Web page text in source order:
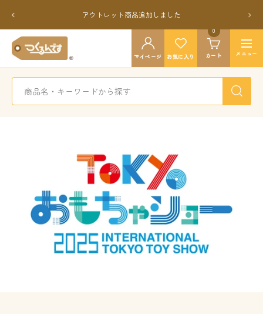
テ
戻
る
アウトレット商品追加しました
次
へ
つ
く
ん
す
マイページ お気に入り カート
0
ナ
ビ
ゲ
シ
メニュー